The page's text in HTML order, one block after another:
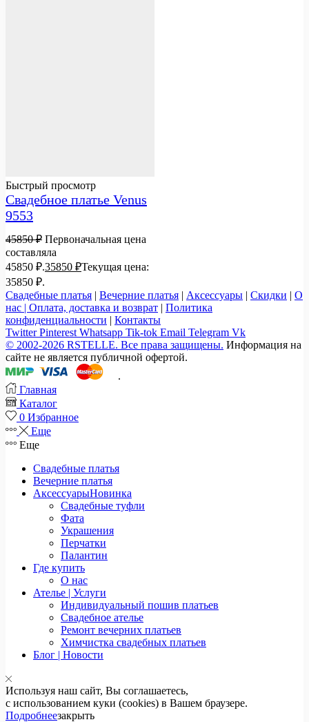
Быстрый просмотр
Свадебное платье Venus
9553
45850₽ Первоначальная цена
составляла
45850 ₽.35850 ₽Текущая цена:
35850 ₽.
Свадебные платья | Вечерние платья | Аксессуары | Скидки | О
нас | Оплата, доставка и возврат | Политика
конфиденциальности | Контакты
Twitter Pinterest Whatsapp Tik-tok Email Telegram Vk
© 2002-2026 RSTELLE. Все права защищены. Информация на
сайте не является публичной офертой.
.
Главная
Каталог
0 Избранное
Еще
Еще
Свадебные платья
Вечерние платья
АксессуарыНовинка
Свадебные туфли
Фата
Украшения
Перчатки
Палантин
Где купить
О нас
Ателье | Услуги
Индивидуальный пошив платьев
Свадебное ателье
Ремонт вечерних платьев
Химчистка свадебных платьев
Блог | Новости
Используя наш сайт, Вы соглашаетесь,
с использованием куки (cookies) в Вашем браузере.
Подробнеезакрыть